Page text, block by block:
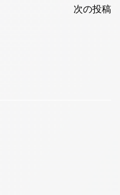
次の投稿